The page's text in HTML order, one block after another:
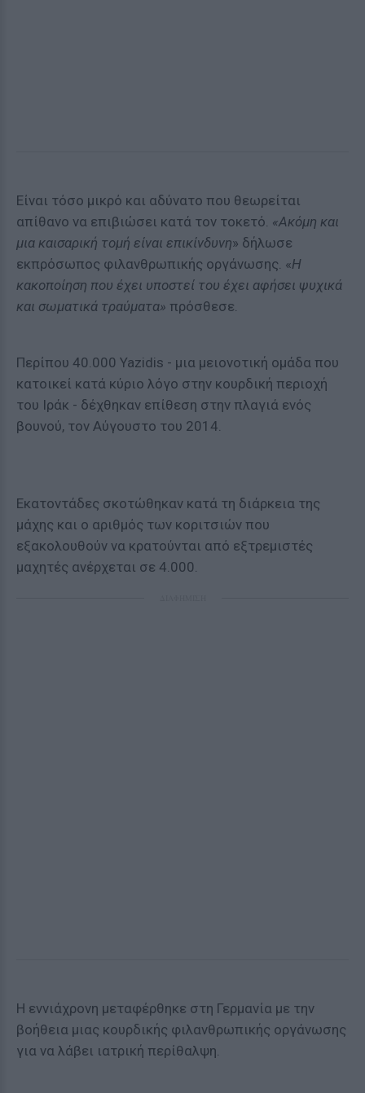
Είναι τόσο μικρό και αδύνατο που θεωρείται
απίθανο να επιβιώσει κατά τον τοκετό. «Ακόμη και
μια καισαρική τομή είναι επικίνδυνη» δήλωσε
εκπρόσωπος φιλανθρωπικής οργάνωσης. «Η
κακοποίηση που έχει υποστεί του έχει αφήσει ψυχικά
και σωματικά τραύματα» πρόσθεσε.
Περίπου 40.000 Yazidis - μια μειονοτική ομάδα που
κατοικεί κατά κύριο λόγο στην κουρδική περιοχή
του Ιράκ - δέχθηκαν επίθεση στην πλαγιά ενός
βουνού, τον Αύγουστο του 2014.
Εκατοντάδες σκοτώθηκαν κατά τη διάρκεια της
μάχης και ο αριθμός των κοριτσιών που
εξακολουθούν να κρατούνται από εξτρεμιστές
μαχητές ανέρχεται σε 4.000.
Η εννιάχρονη μεταφέρθηκε στη Γερμανία με την
βοήθεια μιας κουρδικής φιλανθρωπικής οργάνωσης
για να λάβει ιατρική περίθαλψη.